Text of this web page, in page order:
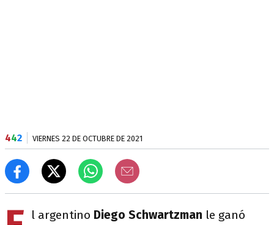
442 VIERNES 22 DE OCTUBRE DE 2021
l argentino Diego Schwartzman le ganó